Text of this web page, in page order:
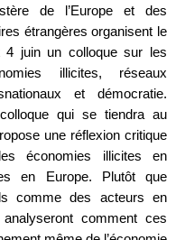
de l’Europe et des
étrangères organisent le
4 juin un colloque sur les
illicites, réseaux
et démocratie.
qui se tiendra au
une réflexion critique
économies illicites en
en Europe. Plutôt que
comme des acteurs en
comment ces